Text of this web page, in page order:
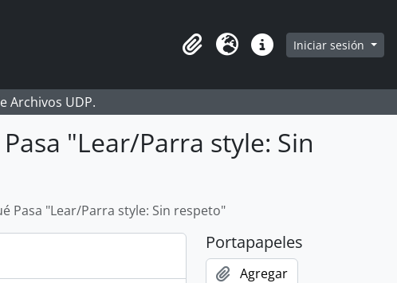
Portapapeles
Idioma Enlaces rápidos
Iniciar sesión
Archivos UDP.
"Lear/Parra style: Sin
Pasa "Lear/Parra style: Sin respeto"
Portapapeles
Agregar